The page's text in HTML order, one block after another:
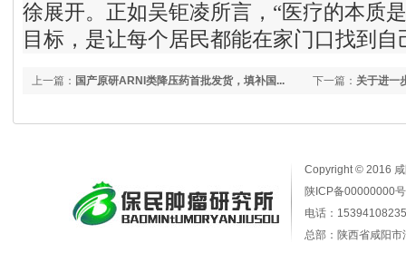
徐展开。正如吴钜凌所言，“医疗的本质
目标，是让每个居民都能在家门口找到自
下一篇： 关于进一
上一篇： 国产原研ARNI类降压药首批发货，填补国...
Copyright © 2016
陕ICP备00000000号
电话：
总部：陕西省咸阳